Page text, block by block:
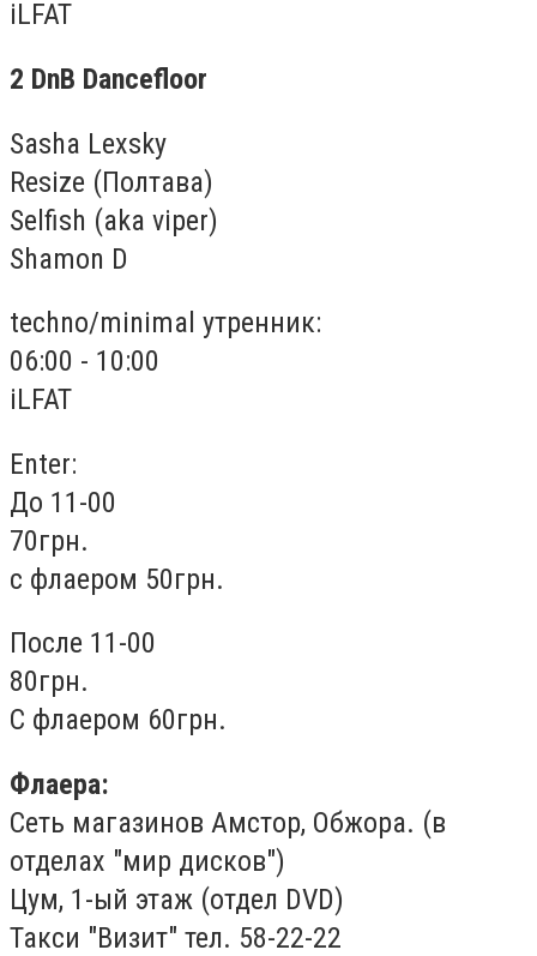
iLFAT
2 DnB Dancefloor
Sasha Lexsky
Resize (Полтава)
Selfish (aka viper)
Shamon D
techno/minimal утренник:
06:00 - 10:00
iLFAT
Enter:
До 11-00
70грн.
с флаером 50грн.
После 11-00
80грн.
С флаером 60грн.
Флаера:
Сеть магазинов Амстор, Обжора. (в
отделах "мир дисков")
Цум, 1-ый этаж (отдел DVD)
Такси "Визит" тел. 58-22-22